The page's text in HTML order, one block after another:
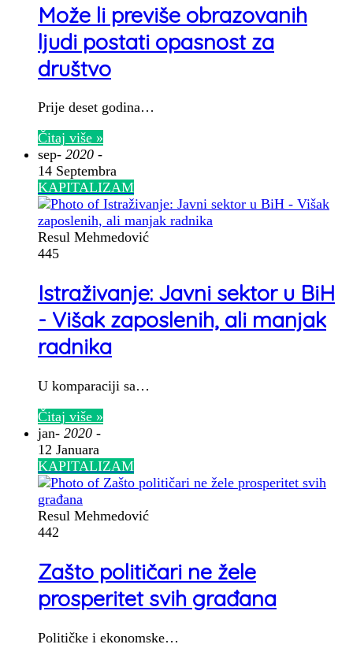
Može li previše obrazovanih
ljudi postati opasnost za
društvo
Prije deset godina…
Čitaj više »
sep- 2020 -
14 Septembra
KAPITALIZAM
Resul Mehmedović
445
Istraživanje: Javni sektor u BiH
- Višak zaposlenih, ali manjak
radnika
U komparaciji sa…
Čitaj više »
jan- 2020 -
12 Januara
KAPITALIZAM
Resul Mehmedović
442
Zašto političari ne žele
prosperitet svih građana
Političke i ekonomske…